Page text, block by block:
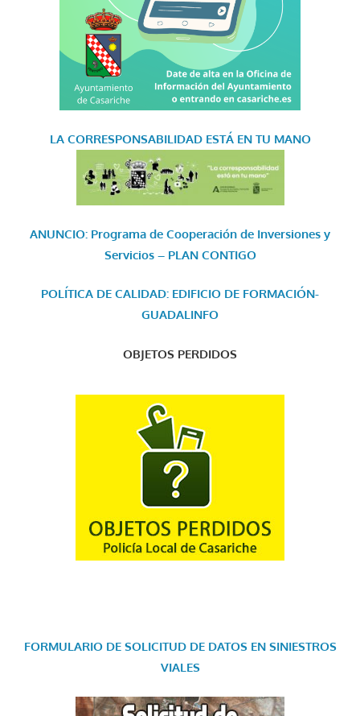
LA CORRESPONSABILIDAD ESTÁ EN TU MANO
ANUNCIO: Programa de Cooperación de Inversiones y
Servicios – PLAN CONTIGO
POLÍTICA DE CALIDAD: EDIFICIO DE FORMACIÓN-
GUADALINFO
OBJETOS PERDIDOS
FORMULARIO DE SOLICITUD DE DATOS EN SINIESTROS
VIALES